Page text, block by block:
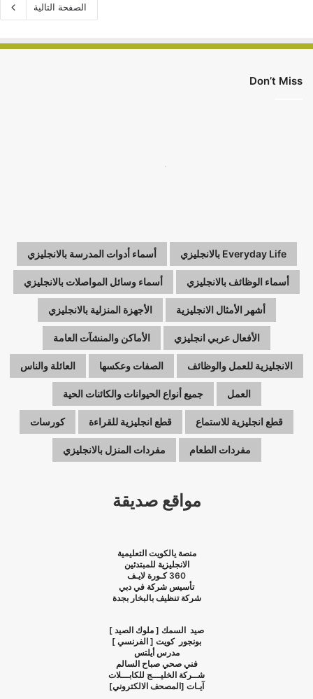
الصفحة التالية
Don’t Miss
Everyday Life بالانجليزي أسماء أدوات المدرسة بالانجليزي
أسماء الوظائف بالانجليزي أسماء وسائل المواصلات بالانجليزي
أشهر الأمثال الانجليزية الأجهزة المنزلية بالانجليزي
الأفعال عربي انجليزي الأماكن والمنشآت العامة
الانجليزية للعمل والوظائف الصفات وعكسها العائلة والناس
العمل جميع أنواع الحيوانات والكائنات الحية
قطع انجليزية للاستماع قطع انجليزية للقراءة كورسات
مفردات الطعام مفردات المنزل بالانجليزي
مواقع صديقة
منصة يالكويت التعليمية
الانجليزية للمبتدئين
360 كـورة لايـف
تأسيس شركة في دبي
شركة تنظيف بالبخار بجدة
صيد السمك [ ملوك الصيد ]
بونجور كويت [ الفرنسي ]
مدرس أيلتس
فني صحي صباح السالم
شــركة الخليـــج للكابـــلات
آيـات [المصحف الالكتروني]